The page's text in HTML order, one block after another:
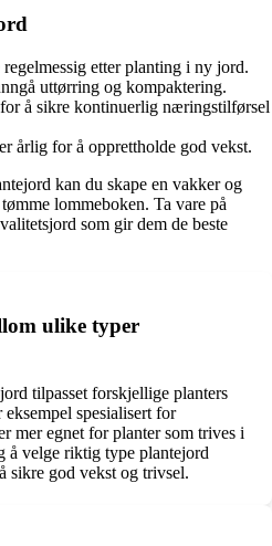
etter planting i ny jord.
uttørring og kompaktering.
å sikre kontinuerlig næringstilførsel
årlig for å opprettholde god vekst.
kan du skape en vakker og
lommeboken. Ta vare på
som gir dem de beste
ulike typer
tilpasset forskjellige planters
spesialisert for
mer egnet for planter som trives i
velge riktig type plantejord
sikre god vekst og trivsel.